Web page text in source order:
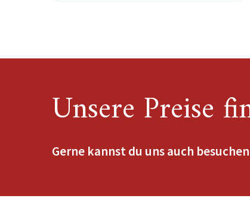
Unsere Preise
Gerne kannst du uns auch